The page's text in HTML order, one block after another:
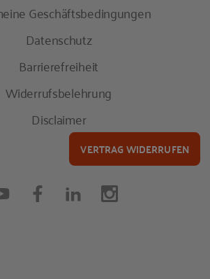
Geschäftsbedingungen
Datenschutz
Barrierefreiheit
Widerrufsbelehrung
Disclaimer
VERTRAG WIDERRUFEN